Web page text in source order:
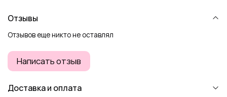
Отзывы
Отзывов еще никто не оставлял
Написать отзыв
Доставка и оплата